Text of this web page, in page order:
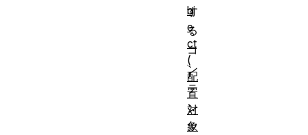
す
る
コ
ン
テ
ン
ツ
bj
e
ct
(
配
置
対
象